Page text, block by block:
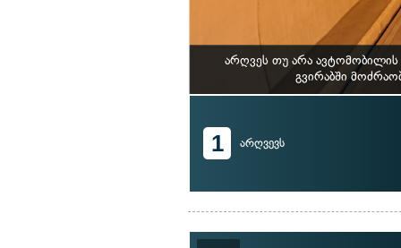
არღვეს თუ არა ავტომობილის
გვირაბში
1 არღვევს